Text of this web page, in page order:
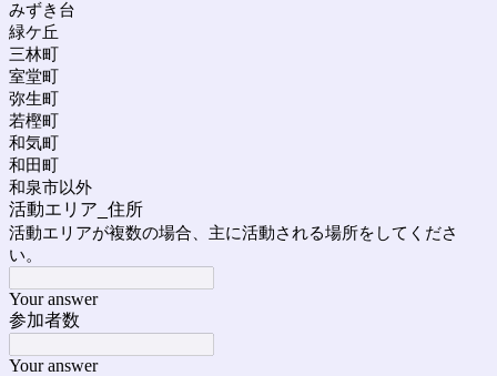
みずき台
緑ケ丘
三林町
室堂町
弥生町
若樫町
和気町
和田町
和泉市以外
活動エリア_住所
活動エリアが複数の場合、主に活動される場所をしてくださ
い。
Your answer
参加者数
Your answer